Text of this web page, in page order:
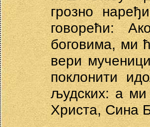
грозно
говорећи:
боговима, ми
вери
поклонити
људских: а ми
Христа, Сина